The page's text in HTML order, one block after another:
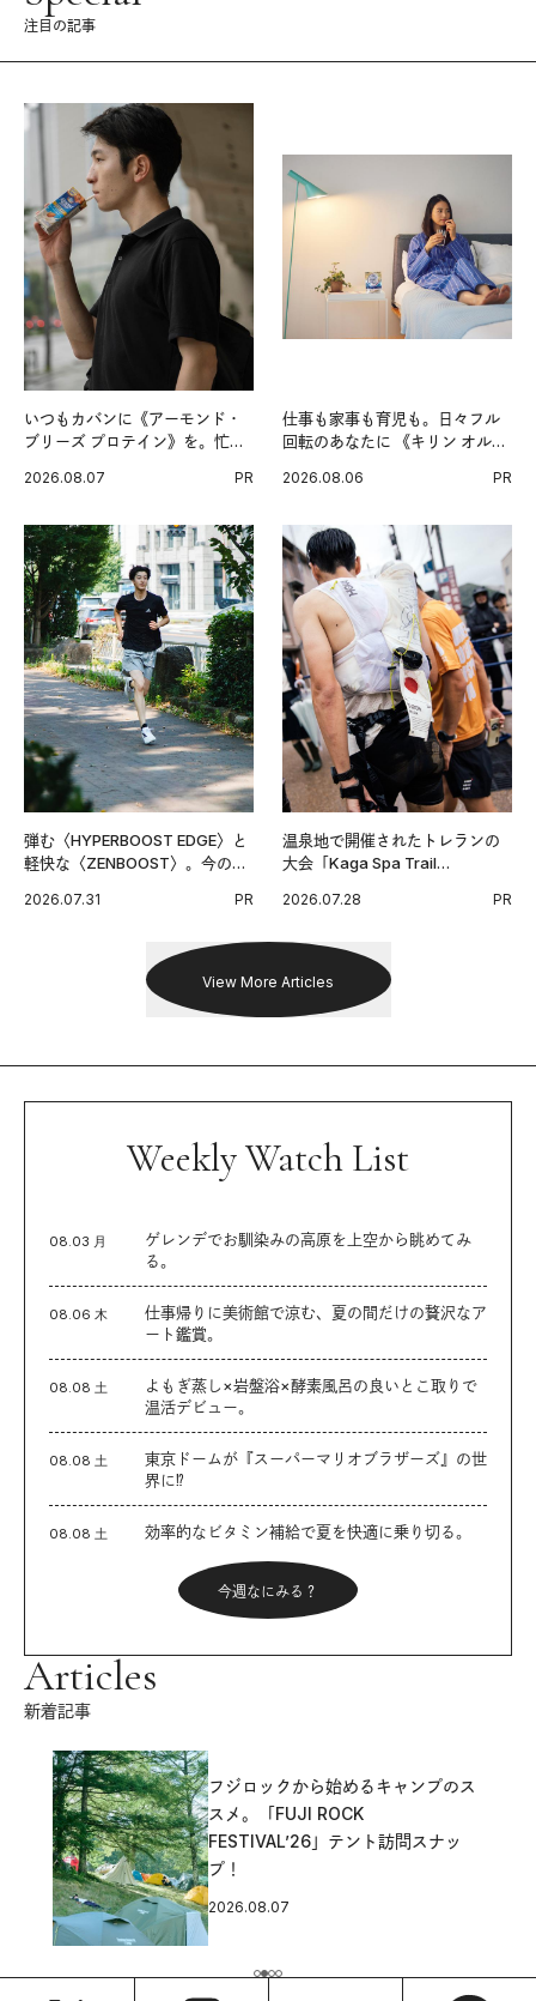
注目の記事
いつもカバンに《アーモンド・
ブリーズ プロテイン》を。忙し
グ習慣。
2026.08.07 PR
仕事も家事も育児も。日々フル
回転のあなたに 《キリン オルニ
2026.08.06 PR
弾む〈HYPERBOOST EDGE〉と
軽快な〈ZENBOOST〉。今の時
出した新機軸。
2026.07.31 PR
温泉地で開催されたトレランの
大会「Kaga Spa Trail
戦を夢見るランナーたちの奮闘
2026.07.28 PR
View More Articles
Weekly Watch List
08.03 月
ゲレンデでお馴染みの高原を上空から眺めてみ
る。
08.06 木
仕事帰りに美術館で涼む、夏の間だけの贅沢なア
ート鑑賞。
08.08 土
よもぎ蒸し×岩盤浴×酵素風呂の良いとこ取りで
温活デビュー。
08.08 土
東京ドームが『スーパーマリオブラザーズ』の世
界に⁉︎
08.08 土 効率的なビタミン補給で夏を快適に乗り切る。
今週なにみる？
Articles
新着記事
フジロックから始めるキャンプのス
スメ。「FUJI ROCK
FESTIVAL’26」テント訪問スナッ
プ！
2026.08.07